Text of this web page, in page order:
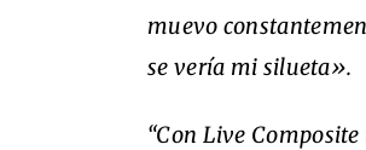
muevo
se vería mi silueta».
“Con Live